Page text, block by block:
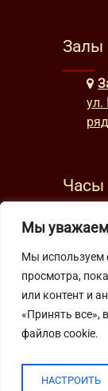
Мы уважаем
Мы используем
просмотра,
или контент и
«Принять все»,
файлов cookie.
НАСТРОИТЬ
Залы
ул.
Часы